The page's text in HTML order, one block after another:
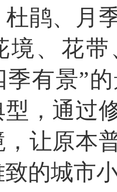
鹃、月
境、花
季有景”
，通过
，让原本
的城市